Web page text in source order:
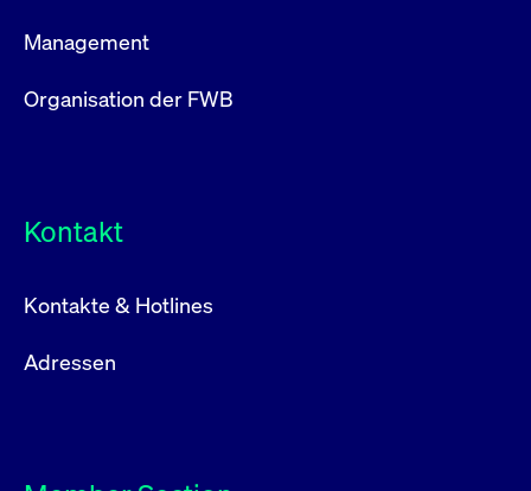
Management
Organisation der FWB
Kontakt
Kontakte & Hotlines
Adressen